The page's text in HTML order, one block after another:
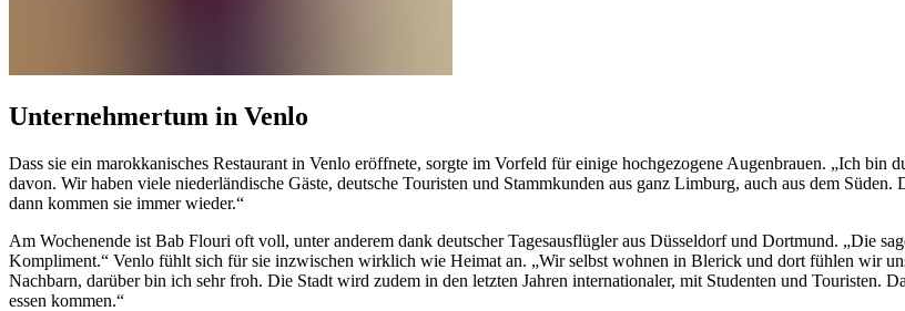
Unternehmertum in Venlo
Dass sie ein marokkanisches Restaurant in Venlo eröffnete, sorgte im Vorfeld für einige hochgezogene Augenbrauen. „Ich
davon. Wir haben viele niederländische Gäste, deutsche Touristen und Stammkunden aus ganz Limburg, auch aus dem
dann kommen sie immer wieder.“
Am Wochenende ist Bab Flouri oft voll, unter anderem dank deutscher Tagesausflügler aus Düsseldorf und Dortmund. „Die
Kompliment.“ Venlo fühlt sich für sie inzwischen wirklich wie Heimat an. „Wir selbst wohnen in Blerick und dort fühlen wir
Nachbarn, darüber bin ich sehr froh. Die Stadt wird zudem in den letzten Jahren internationaler, mit Studenten und Touristen.
essen kommen.“